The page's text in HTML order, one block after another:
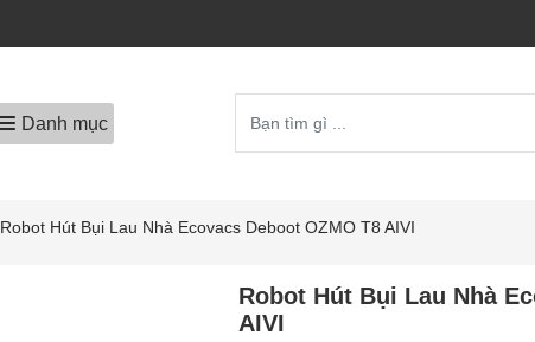
Danh mục
Robot Hút Bụi Lau Nhà Ecovacs Deboot OZMO T8 AIVI
Robot Hút Bụi Lau Nhà
AIVI